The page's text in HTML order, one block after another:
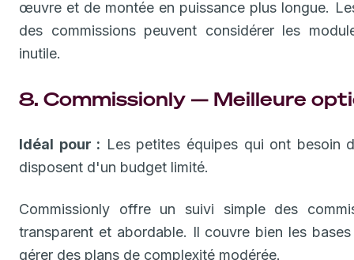
œuvre et de montée en puissance plus longue.
des commissions peuvent considérer les
inutile.
8. Commissionly — Meilleure
Idéal pour : Les petites équipes qui ont besoin
disposent d'un budget limité.
Commissionly offre un suivi simple des
transparent et abordable. Il couvre bien les
gérer des plans de complexité modérée.